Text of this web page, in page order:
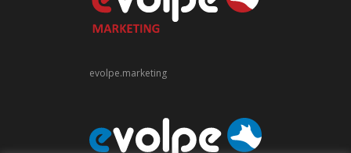
evolpe.marketing